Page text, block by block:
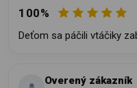
100%
Deťom sa páčili vtáčiky
Overený zákazník